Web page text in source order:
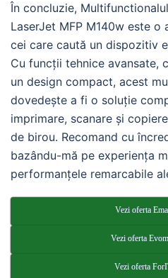
În concluzie,
LaserJet MFP M140w este o
cei care caută un dispozitiv
Cu funcții tehnice avansate,
un design compact, acest
dovedește a fi o soluție
imprimare, scanare și
de birou. Recomand cu
bazându-mă pe experiența
performanțele remarcabile
Vezi oferta
Vezi oferta
Vezi oferta